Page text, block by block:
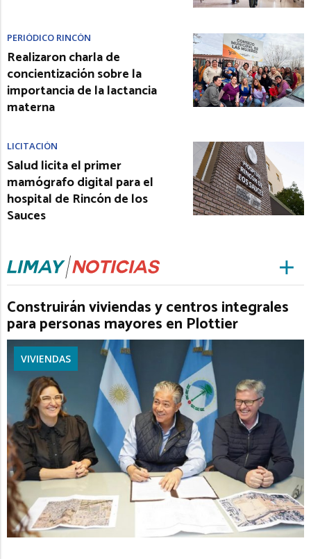
PERIÓDICO RINCÓN
Realizaron charla de
concientización sobre la
importancia de la lactancia
materna
LICITACIÓN
Salud licita el primer
mamógrafo digital para el
hospital de Rincón de los
Sauces
Construirán viviendas y centros integrales
para personas mayores en Plottier
VIVIENDAS